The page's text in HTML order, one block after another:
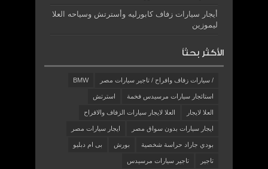
أيجار سيارات زفاف كابورليه وأسترتش وسياحه العلا
ليموزين
الأكثر بحثاً
/ سيارات زفاف وافراح / تاجير سيارات مصر BMW
استائجار سيارات مرسيدس فخمة استرتش
العلا لايجار العلا لايجار سيارات الزفاف والافراح
ايجار سيارات بدون سواق مصر ايجار سيارات مصر
بودي جاراد حراسة شخصية بورش بى ام دبليو
تاجير تاجير سيارات مرسيدس